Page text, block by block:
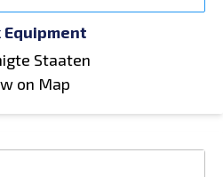
Equipment
Staaten
on Map